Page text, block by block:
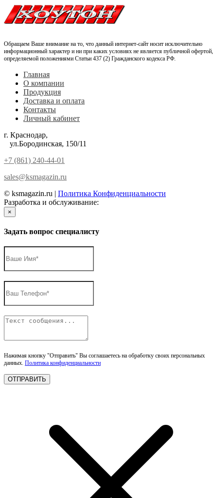
Обращаем Ваше внимание на то, что данный интернет-сайт носит исключительно
информационный характер и ни при каких условиях не является публичной офертой,
определяемой положениями Статьи 437 (2) Гражданского кодекса РФ.
Главная
О компании
Продукция
Доставка и оплата
Контакты
Личный кабинет
г. Краснодар,
ул.Бородинская, 150/11
+7 (861) 240-44-01
sales@ksmagazin.ru
© ksmagazin.ru | Политика Конфиденциальности
Разработка и обслуживание:
×
Задать вопрос специалисту
Нажимая кнопку "Отправить" Вы соглашаетесь на обработку своих персональных
данных. Политика конфиденциальности